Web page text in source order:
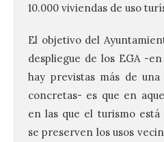
10.000 viviendas de uso
El objetivo del
despliegue de los EGA -
hay previstas más de
concretas- es que en
en las que el turismo
se preserven los usos